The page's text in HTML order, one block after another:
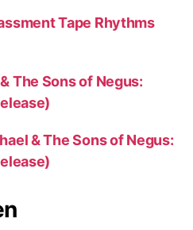
Tape Rhythms
The Sons of Negus:
& The Sons of Negus: